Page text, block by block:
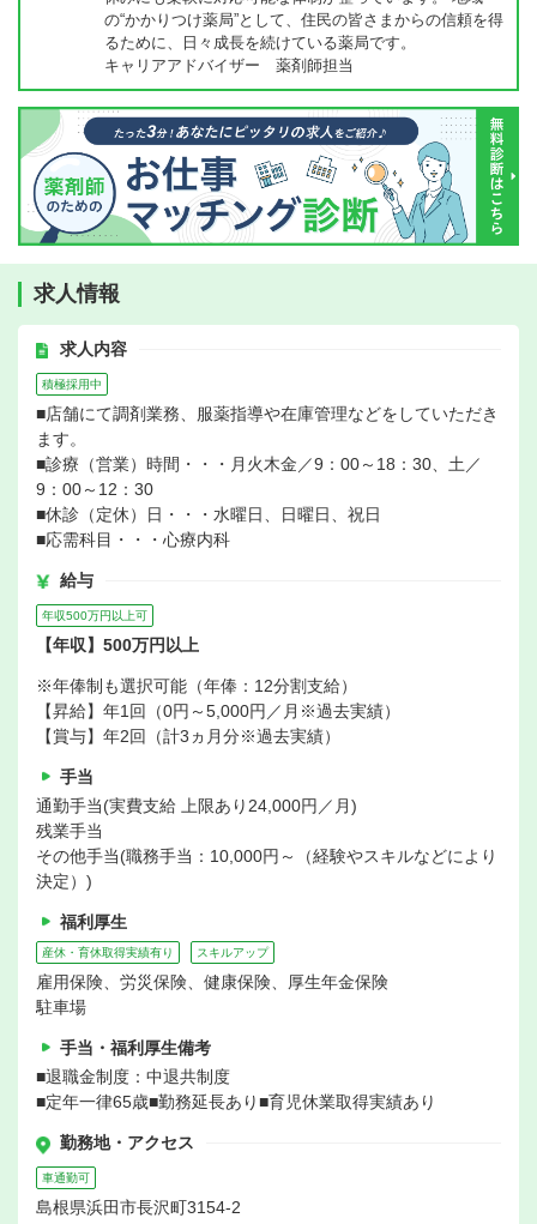
の“かかりつけ薬局”として、住民の皆さまからの信頼を得
るために、日々成長を続けている薬局です。
キャリアアドバイザー 薬剤師担当
求人情報
求人内容
積極採用中
■店舗にて調剤業務、服薬指導や在庫管理などをしていただき
ます。
■診療（営業）時間・・・月火木金／9：00～18：30、土／
9：00～12：30
■休診（定休）日・・・水曜日、日曜日、祝日
■応需科目・・・心療内科
給与
年収500万円以上可
【年収】500万円以上
※年俸制も選択可能（年俸：12分割支給）
【昇給】年1回（0円～5,000円／月※過去実績）
【賞与】年2回（計3ヵ月分※過去実績）
手当
通勤手当(実費支給 上限あり24,000円／月)
残業手当
その他手当(職務手当：10,000円～（経験やスキルなどにより
決定）)
福利厚生
産休・育休取得実績有り スキルアップ
雇用保険、労災保険、健康保険、厚生年金保険
駐車場
手当・福利厚生備考
■退職金制度：中退共制度
■定年一律65歳■勤務延長あり■育児休業取得実績あり
勤務地・アクセス
車通勤可
島根県浜田市長沢町3154-2